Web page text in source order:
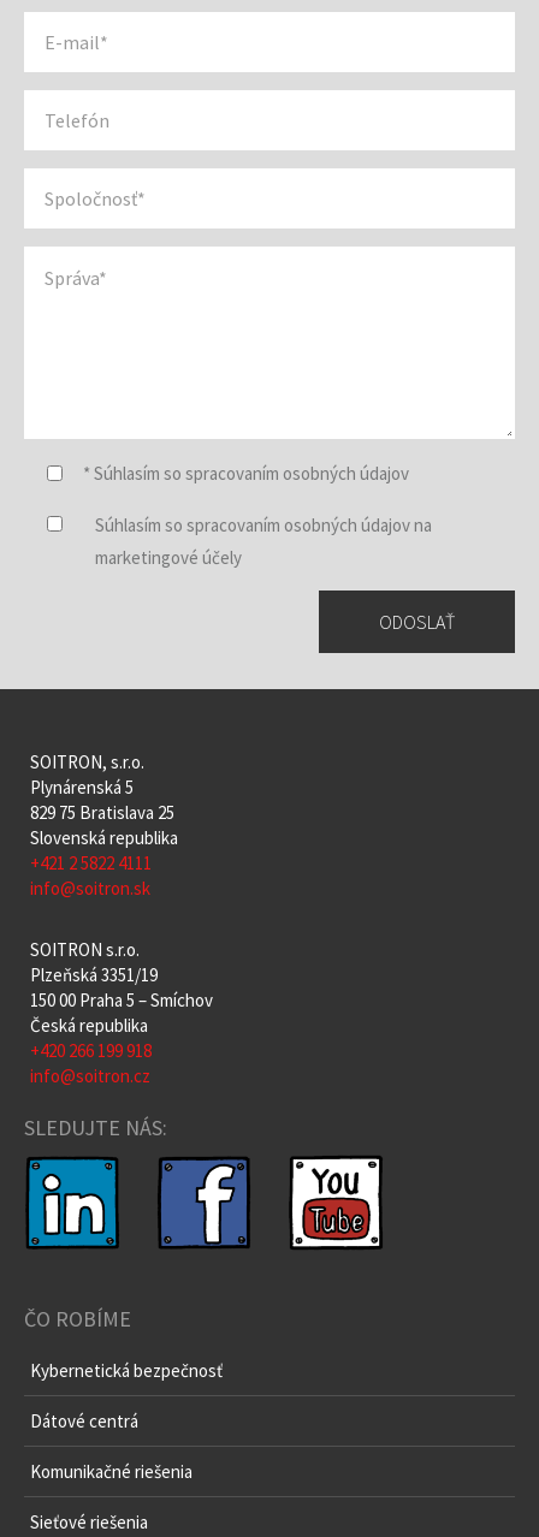
* Súhlasím so spracovaním osobných údajov
Súhlasím so spracovaním osobných údajov na
marketingové účely
SOITRON, s.r.o.
Plynárenská 5
829 75 Bratislava 25
Slovenská republika
+421 2 5822 4111
info@soitron.sk
SOITRON s.r.o.
Plzeňská 3351/19
150 00 Praha 5 – Smíchov
Česká republika
+420 266 199 918
info@soitron.cz
SLEDUJTE NÁS:
ČO ROBÍME
Kybernetická bezpečnosť
Dátové centrá
Komunikačné riešenia
Sieťové riešenia